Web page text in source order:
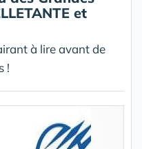
et
à lire avant de
!